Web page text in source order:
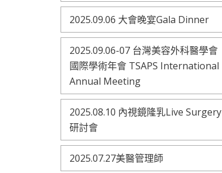
2025.09.06 大會晚宴Gala Dinner
2025.09.06-07 台灣美容外科醫學會
國際學術年會 TSAPS International
Annual Meeting
2025.08.10 內視鏡隆乳Live Surgery
研討會
2025.07.27美醫管理師